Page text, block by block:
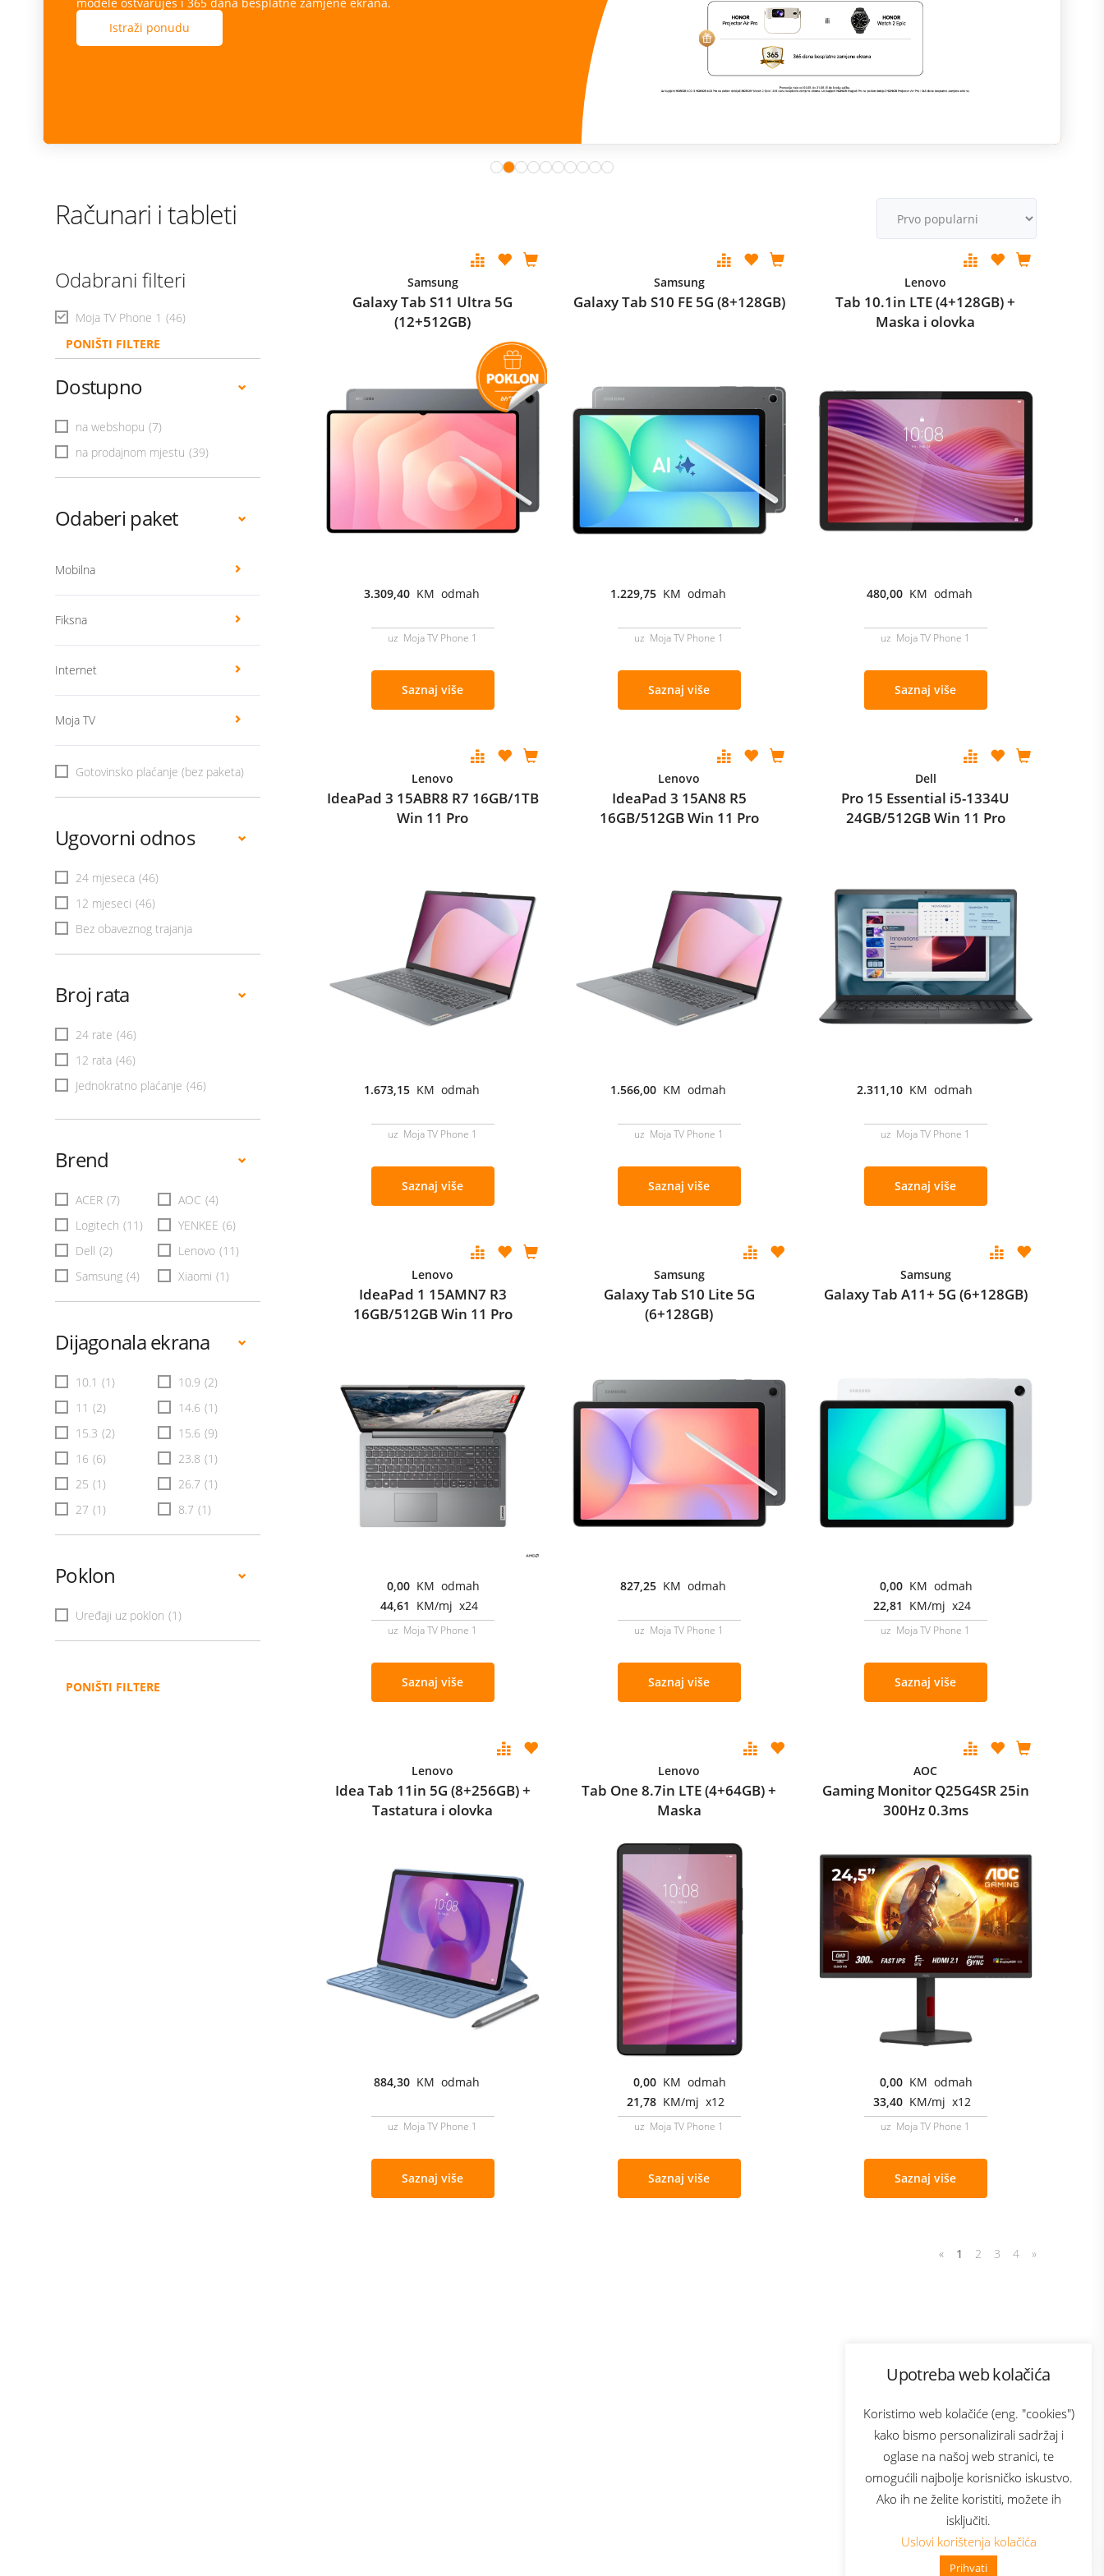
Upotreba web kolačića
Koristimo web kolačiće (eng. "cookies")
kako bismo personalizirali sadržaj i
oglase na našoj web stranici, te
omogućili najbolje korisničko iskustvo.
Ako ih ne želite koristiti, možete ih
isključiti.
Uslovi korištenja kolačića
Prihvati
👋 Zdravo, kako mogu pomoći?
Istraži ponudu
Računari i tableti
Odabrani filteri
Moja TV Phone 1 (46)
PONIŠTI FILTERE
Dostupno
na webshopu (7)
na prodajnom mjestu (39)
Odaberi paket
Mobilna
Fiksna
Internet
Moja TV
Gotovinsko plaćanje (bez paketa)
Ugovorni odnos
24 mjeseca (46)
12 mjeseci (46)
Bez obaveznog trajanja
Broj rata
24 rate (46)
12 rata (46)
Jednokratno plaćanje (46)
Brend
ACER (7) AOC (4)
Logitech (11) YENKEE (6)
Dell (2) Lenovo (11)
Samsung (4) Xiaomi (1)
Dijagonala ekrana
10.1 (1) 10.9 (2)
11 (2) 14.6 (1)
15.3 (2) 15.6 (9)
16 (6) 23.8 (1)
25 (1) 26.7 (1)
27 (1) 8.7 (1)
Poklon
Uređaji uz poklon (1)
PONIŠTI FILTERE
Samsung
Galaxy Tab S11 Ultra 5G
(12+512GB)
3.309,40 KM odmah
uz Moja TV Phone 1
Saznaj više
Samsung
Galaxy Tab S10 FE 5G (8+128GB)
1.229,75 KM odmah
uz Moja TV Phone 1
Saznaj više
Lenovo
Tab 10.1in LTE (4+128GB) +
Maska i olovka
480,00 KM odmah
uz Moja TV Phone 1
Saznaj više
Lenovo
IdeaPad 3 15ABR8 R7 16GB/1TB
Win 11 Pro
1.673,15 KM odmah
uz Moja TV Phone 1
Saznaj više
Lenovo
IdeaPad 3 15AN8 R5
16GB/512GB Win 11 Pro
1.566,00 KM odmah
uz Moja TV Phone 1
Saznaj više
Dell
Pro 15 Essential i5-1334U
24GB/512GB Win 11 Pro
2.311,10 KM odmah
uz Moja TV Phone 1
Saznaj više
Lenovo
IdeaPad 1 15AMN7 R3
16GB/512GB Win 11 Pro
0,00 KM odmah
44,61 KM/mj x24
uz Moja TV Phone 1
Saznaj više
Samsung
Galaxy Tab S10 Lite 5G
(6+128GB)
827,25 KM odmah
uz Moja TV Phone 1
Saznaj više
Samsung
Galaxy Tab A11+ 5G (6+128GB)
0,00 KM odmah
22,81 KM/mj x24
uz Moja TV Phone 1
Saznaj više
Lenovo
Idea Tab 11in 5G (8+256GB) +
Tastatura i olovka
884,30 KM odmah
uz Moja TV Phone 1
Saznaj više
Lenovo
Tab One 8.7in LTE (4+64GB) +
Maska
0,00 KM odmah
21,78 KM/mj x12
uz Moja TV Phone 1
Saznaj više
AOC
Gaming Monitor Q25G4SR 25in
300Hz 0.3ms
0,00 KM odmah
33,40 KM/mj x12
uz Moja TV Phone 1
Saznaj više
« 1 2 3 4 »
Bonus plus
Prijava za newsletter